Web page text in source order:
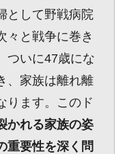
として野戦病院
々と戦争に巻き
ついに47歳にな
、家族は離れ離
ります。このド
かれる家族の姿
重要性を深く問